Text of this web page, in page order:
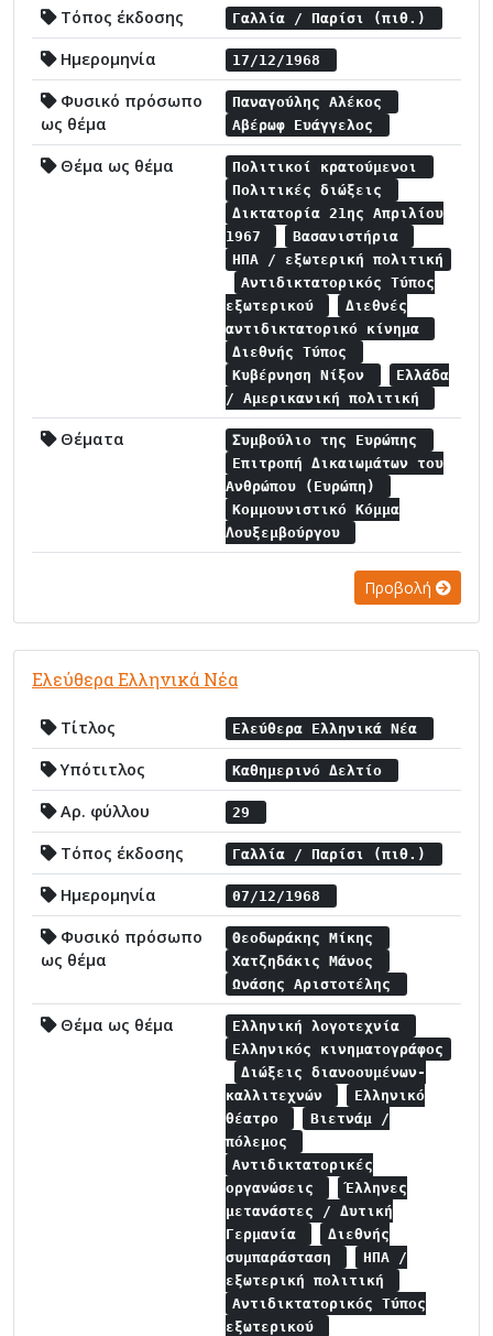
Τόπος έκδοσης Γαλλία / Παρίσι (πιθ.)
Ημερομηνία 17/12/1968
Φυσικό πρόσωπο
ως θέμα
Παναγούλης Αλέκος
Αβέρωφ Ευάγγελος
Θέμα ως θέμα
Πολιτικοί κρατούμενοι
Πολιτικές διώξεις
Δικτατορία 21ης Απριλίου
1967
Βασανιστήρια
ΗΠΑ / εξωτερική πολιτική
Αντιδικτατορικός Τύπος
εξωτερικού
Διεθνές
αντιδικτατορικό κίνημα
Διεθνής Τύπος
Κυβέρνηση Νίξον
Ελλάδα
/ Αμερικανική πολιτική
Θέματα
Συμβούλιο της Ευρώπης
Επιτροπή Δικαιωμάτων του
Ανθρώπου (Ευρώπη)
Κομμουνιστικό Κόμμα
Λουξεμβούργου
Προβολή
Ελεύθερα Ελληνικά Νέα
Τίτλος Ελεύθερα Ελληνικά Νέα
Υπότιτλος Καθημερινό Δελτίο
Αρ. φύλλου 29
Τόπος έκδοσης Γαλλία / Παρίσι (πιθ.)
Ημερομηνία 07/12/1968
Φυσικό πρόσωπο
ως θέμα
Θεοδωράκης Μίκης
Χατζηδάκις Μάνος
Ωνάσης Αριστοτέλης
Θέμα ως θέμα
Ελληνική λογοτεχνία
Ελληνικός κινηματογράφος
Διώξεις διανοουμένων-
καλλιτεχνών
Ελληνικό
θέατρο
Βιετνάμ /
πόλεμος
Αντιδικτατορικές
οργανώσεις
Έλληνες
μετανάστες / Δυτική
Γερμανία
Διεθνής
συμπαράσταση
ΗΠΑ /
εξωτερική πολιτική
Αντιδικτατορικός Τύπος
εξωτερικού